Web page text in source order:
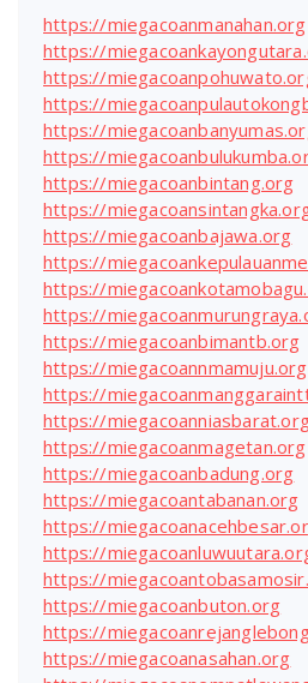
https://miegacoanmanahan.org
https://
https://
https://
https://
https://
https://miegacoanbintang.org
https://
https://miegacoanbajawa.org
https://
https://
https://
https://miegacoanbimantb.org
https://miegacoannmamuju.org
https://
https://
https://miegacoanmagetan.org
https://miegacoanbadung.org
https://miegacoantabanan.org
https://
https://
https://
https://miegacoanbuton.org
https://
https://miegacoanasahan.org